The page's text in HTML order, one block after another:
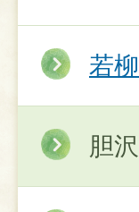
若
胆